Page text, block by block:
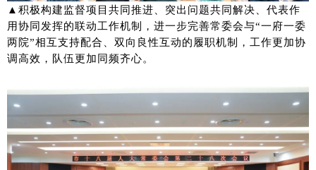
▲积极构建监督项目共同推进、突出问题共同解决、代表作
用协同发挥的联动工作机制，进一步完善常委会与“一府一委
两院”相互支持配合、双向良性互动的履职机制，工作更加协
调高效，队伍更加同频齐心。